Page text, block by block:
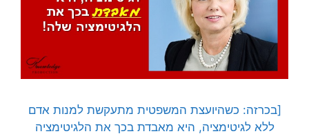
[בכרזה: כשהיועצת המשפטית מתעקשת למנות אדם
ללא לגיטימציה, היא מאבדת בכך את הלגיטימציה